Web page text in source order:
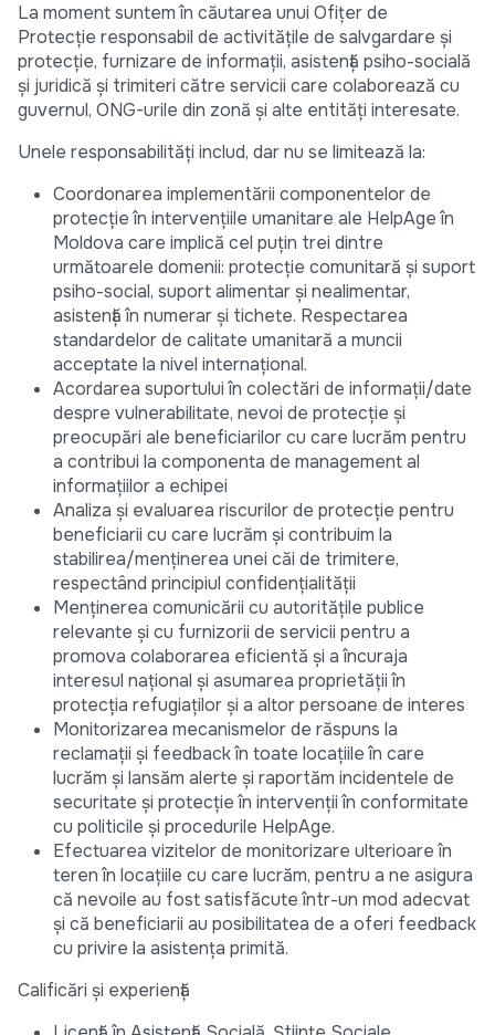
La moment suntem în căutarea unui Ofițer de
Protecție responsabil de activitățile de salvgardare și
protecție, furnizare de informații, asistență psiho-socială
și juridică și trimiteri către servicii care colaborează cu
guvernul, ONG-urile din zonă și alte entități interesate.
Unele responsabilități includ, dar nu se limitează la:
Coordonarea implementării componentelor de
protecție în intervențiile umanitare ale HelpAge în
Moldova care implică cel puțin trei dintre
următoarele domenii: protecție comunitară și suport
psiho-social, suport alimentar și nealimentar,
asistență în numerar și tichete. Respectarea
standardelor de calitate umanitară a muncii
acceptate la nivel internațional.
Acordarea suportului în colectări de informații/date
despre vulnerabilitate, nevoi de protecție și
preocupări ale beneficiarilor cu care lucrăm pentru
a contribui la componenta de management al
informațiilor a echipei
Analiza și evaluarea riscurilor de protecție pentru
beneficiarii cu care lucrăm și contribuim la
stabilirea/menținerea unei căi de trimitere,
respectând principiul confidențialității
Menținerea comunicării cu autoritățile publice
relevante și cu furnizorii de servicii pentru a
promova colaborarea eficientă și a încuraja
interesul național și asumarea proprietății în
protecția refugiaților și a altor persoane de interes
Monitorizarea mecanismelor de răspuns la
reclamații și feedback în toate locațiile în care
lucrăm și lansăm alerte și raportăm incidentele de
securitate și protecție în intervenții în conformitate
cu politicile și procedurile HelpAge.
Efectuarea vizitelor de monitorizare ulterioare în
teren în locațiile cu care lucrăm, pentru a ne asigura
că nevoile au fost satisfăcute într-un mod adecvat
și că beneficiarii au posibilitatea de a oferi feedback
cu privire la asistența primită.
Calificări și experiență